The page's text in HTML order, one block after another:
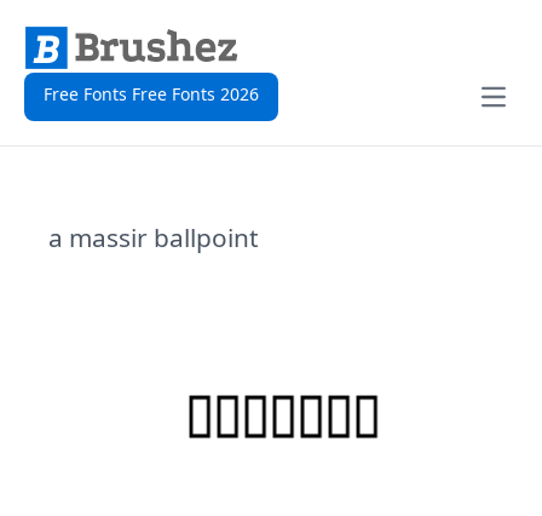
Free Fonts Free Fonts 2026
Open
a massir ballpoint